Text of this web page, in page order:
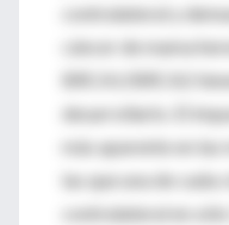
contralateral y
cáncer de mama
BRCA1/BRCA2
desarrollarlo. El
más aparente en
las que una de
contralateral en sólo